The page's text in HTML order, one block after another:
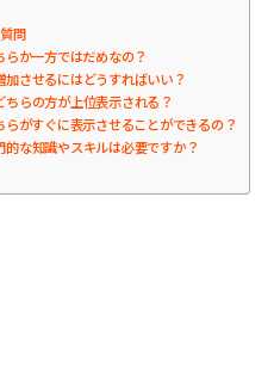
問
か一方ではだめなの？
させるにはどうすればいい？
らの方が上位表示される？
がすぐに表示させることができるの？
な知識やスキルは必要ですか？